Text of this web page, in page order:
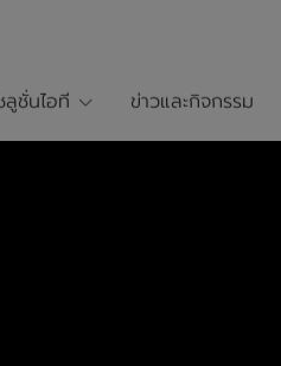
ลูชั่นไอที ข่าวและกิจกรรม